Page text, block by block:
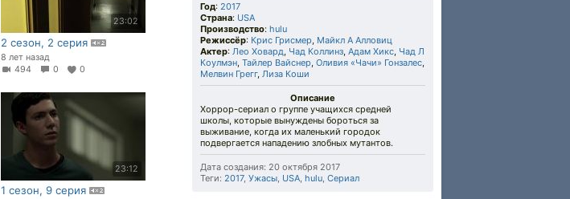
23:02
2 сезон, 2 серия
8 лет назад
494
0 0
23:12
1 сезон, 9 серия
Год: 2017
Страна: USA
Производство: hulu
Режиссёр: Крис Грисмер, Майкл А Алловиц
Актер: Лео Ховард, Чад Коллинз, Адам Хикс, Чад Л
Коулмэн, Тайлер Вайснер, Оливия «Чачи» Гонзалес,
Мелвин Грегг, Лиза Коши
Описание
Хоррор-сериал о группе учащихся средней
школы, которые вынуждены бороться за
выживание, когда их маленький городок
подвергается нападению злобных мутантов.
Дата создания: 20 октября 2017
Теги: 2017, Ужасы, USA, hulu, Сериал